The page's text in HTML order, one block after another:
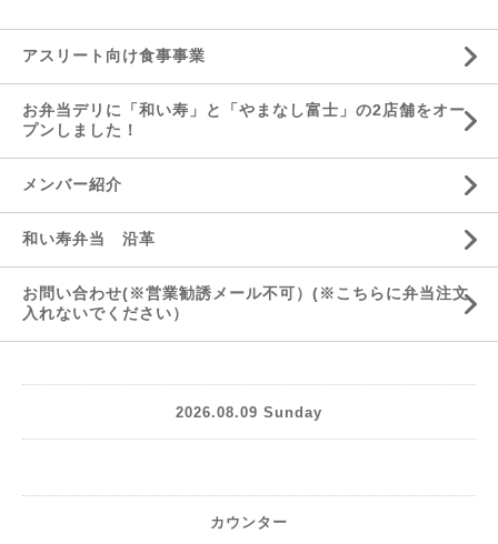
アスリート向け食事事業
お弁当デリに「和い寿」と「やまなし富士」の2店舗をオー
プンしました！
メンバー紹介
和い寿弁当 沿革
お問い合わせ(※営業勧誘メール不可）(※こちらに弁当注文
入れないでください）
2026.08.09 Sunday
カウンター